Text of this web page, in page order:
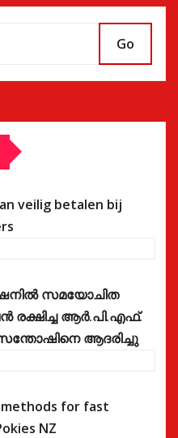
Go
veilig betalen bij
സമയോചിത
രക്ഷിച്ച ആർ.പി.എഫ്.
ആദരിച്ചു
for fast
NZ